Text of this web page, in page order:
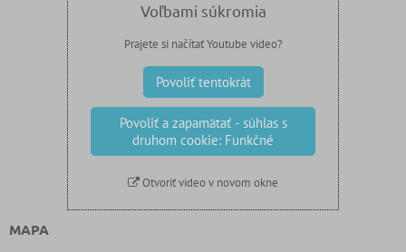
Voľbami súkromia
Prajete si načítať Youtube video?
Povoliť tentokrát
Povoliť a zapamätať - súhlas s
druhom cookie: Funkčné
Otvoriť video v novom okne
MAPA